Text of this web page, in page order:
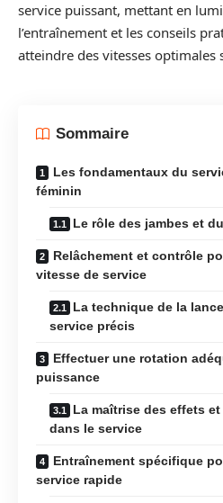
service puissant, mettant en
l’entraînement et les conseils
atteindre des vitesses optimales
Sommaire
Les fondamentaux du
féminin
Le rôle des jambes et
Relâchement et contrôle
vitesse de service
La technique de la
service précis
Effectuer une rotation
puissance
La maîtrise des effets
dans le service
Entraînement spécifique
service rapide